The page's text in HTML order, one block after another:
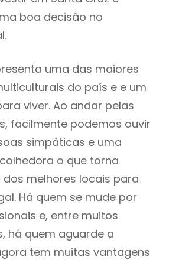
boa decisão no
uma das maiores
do país e e um
viver. Ao andar pelas
facilmente podemos ouvir
simpáticas e uma
o que torna
dos melhores locais para
Há quem se mude por
e, entre muitos
há quem aguarde a
tem muitas vantagens